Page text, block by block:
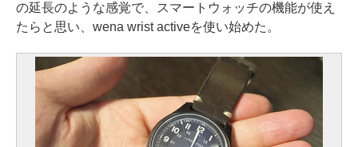
の延長のような感覚で、スマートウォッチの機能が使え
たらと思い、wena wrist activeを使い始めた。